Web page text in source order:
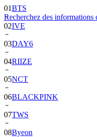
Recherchez des informations
02IVE
03DAY6
04RIIZE
05NCT
06BLACKPINK
07TWS
08Byeon
Woo-
seok